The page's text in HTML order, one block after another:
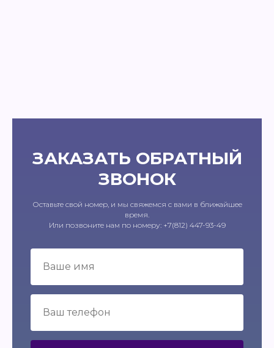
ЗАКАЗАТЬ ОБРАТНЫЙ
ЗВОНОК
Оставьте свой номер, и мы свяжемся с вами в ближайшее
время.
Или позвоните нам по номеру: +7(812) 447-93-49